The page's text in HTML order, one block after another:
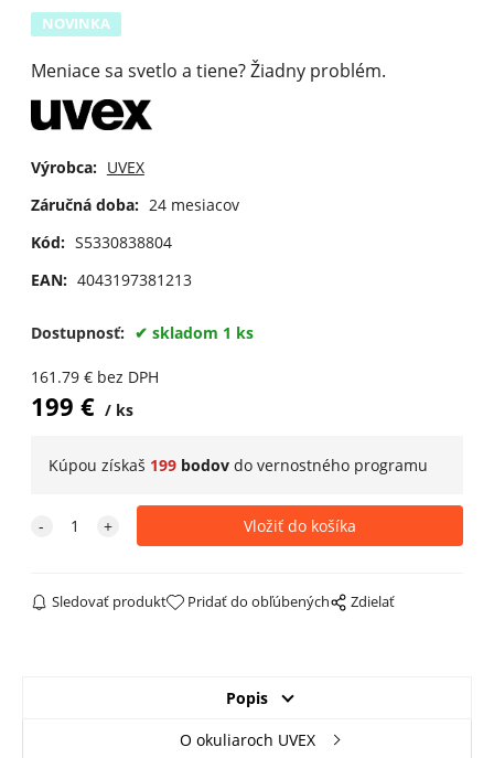
NOVINKA
Meniace sa svetlo a tiene? Žiadny problém.
Výrobca: UVEX
Záručná doba: 24 mesiacov
Kód: S5330838804
EAN: 4043197381213
Dostupnosť: skladom 1 ks
161.79€ bez DPH
199 € ks
Kúpou získaš 199bodovdo vernostného programu
Sledovať produkt Pridať do obľúbených Zdielať
Popis
O okuliaroch UVEX